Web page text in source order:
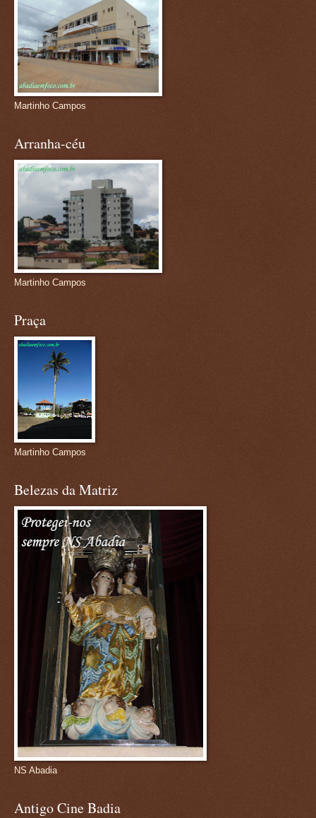
Martinho Campos
Arranha-céu
Martinho Campos
Praça
Martinho Campos
Belezas da Matriz
NS Abadia
Antigo Cine Badia